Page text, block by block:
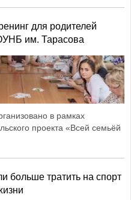
для родителей
им. Тарасова
в рамках
проекта «Всей семьёй
больше тратить на спорт